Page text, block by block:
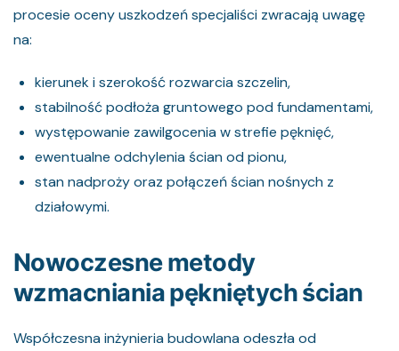
procesie oceny uszkodzeń specjaliści zwracają uwagę
na:
kierunek i szerokość rozwarcia szczelin,
stabilność podłoża gruntowego pod fundamentami,
występowanie zawilgocenia w strefie pęknięć,
ewentualne odchylenia ścian od pionu,
stan nadproży oraz połączeń ścian nośnych z
działowymi.
Nowoczesne metody
wzmacniania pękniętych ścian
Współczesna inżynieria budowlana odeszła od